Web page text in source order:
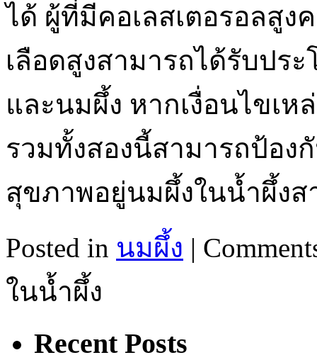
ได้ ผู้ที่มีคอเลสเตอรอลสู
เลือดสูงสามารถได้รับปร
และนมผึ้ง หากเงื่อนไขเห
รวมทั้งสองนี้สามารถป้อง
สุขภาพอยู่นมผึ้งในน้ำผึ้งส
Posted in นมผึ้ง |
ในน้ำผึ้ง
Recent Posts